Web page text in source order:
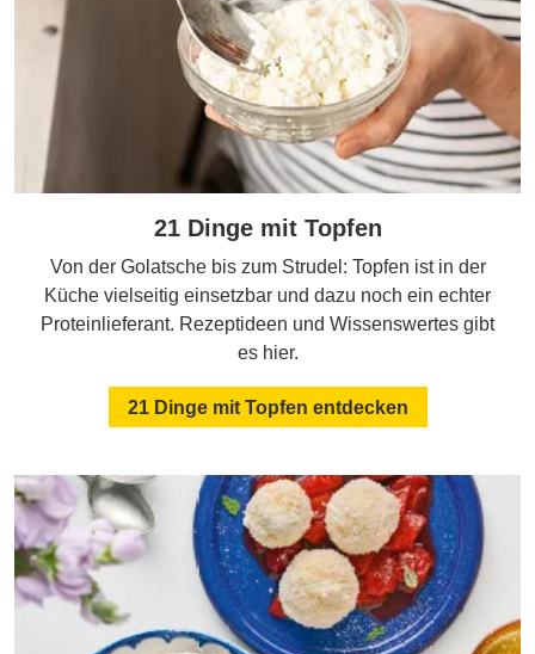
21 Dinge mit Topfen
Von der Golatsche bis zum Strudel: Topfen ist in der
Küche vielseitig einsetzbar und dazu noch ein echter
Proteinlieferant. Rezeptideen und Wissenswertes gibt
es hier.
21 Dinge mit Topfen entdecken